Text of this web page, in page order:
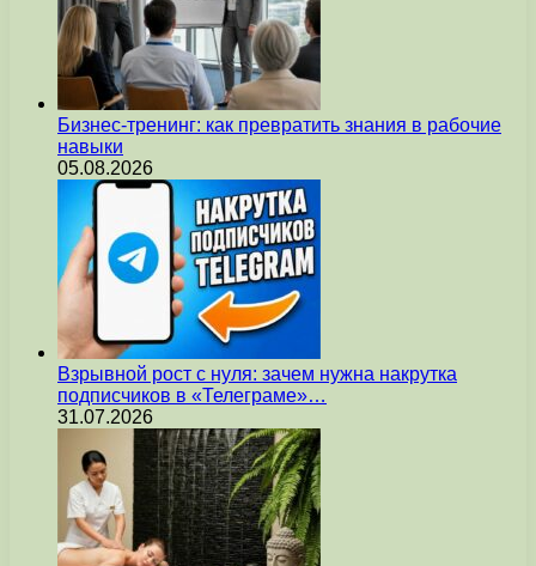
Бизнес-тренинг: как превратить знания в рабочие
навыки
05.08.2026
Взрывной рост с нуля: зачем нужна накрутка
подписчиков в «Телеграме»…
31.07.2026